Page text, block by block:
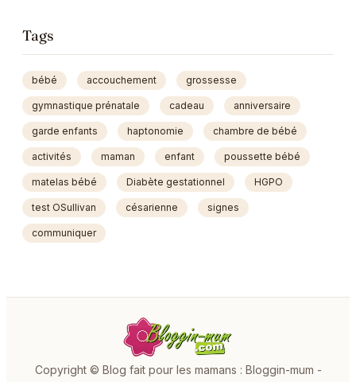
Tags
bébé accouchement grossesse
gymnastique prénatale cadeau anniversaire
garde enfants haptonomie chambre de bébé
activités maman enfant poussette bébé
matelas bébé Diabète gestationnel HGPO
test OSullivan césarienne signes
communiquer
Copyright © Blog fait pour les mamans : Bloggin-mum -